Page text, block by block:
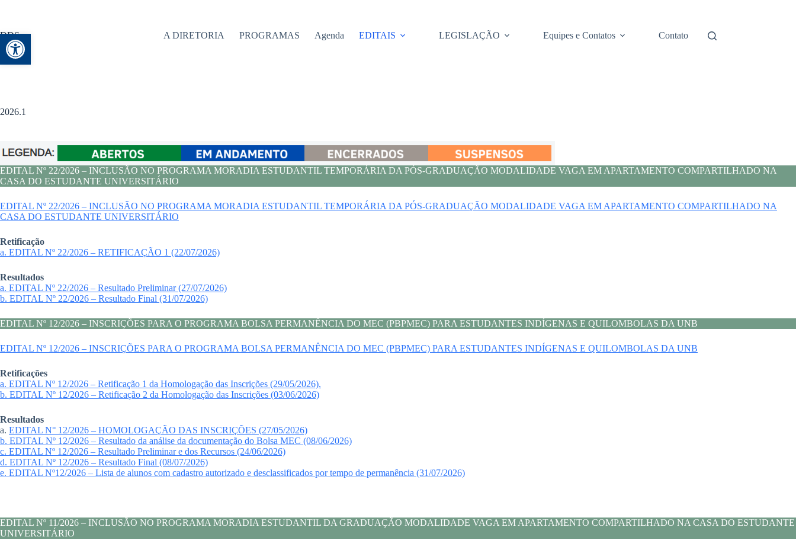
Abrir a barra de ferramentas
DDS A DIRETORIA PROGRAMAS Agenda EDITAIS LEGISLAÇÃO Equipes e Contatos Contato
2026.1
EDITAL Nº 22/2026 – INCLUSÃO NO PROGRAMA MORADIA ESTUDANTIL TEMPORÁRIA DA PÓS-GRADUAÇÃO MODALIDADE VAGA EM APARTAMENTO COMPARTILHADO NA
CASA DO ESTUDANTE UNIVERSITÁRIO
EDITAL Nº 22/2026 – INCLUSÃO NO PROGRAMA MORADIA ESTUDANTIL TEMPORÁRIA DA PÓS-GRADUAÇÃO MODALIDADE VAGA EM APARTAMENTO COMPARTILHADO NA
CASA DO ESTUDANTE UNIVERSITÁRIO
Retificação
a. EDITAL Nº 22/2026 – RETIFICAÇÃO 1 (22/07/2026)
Resultados
a. EDITAL Nº 22/2026 – Resultado Preliminar (27/07/2026)
b. EDITAL Nº 22/2026 – Resultado Final (31/07/2026)
EDITAL Nº 12/2026 – INSCRIÇÕES PARA O PROGRAMA BOLSA PERMANÊNCIA DO MEC (PBPMEC) PARA ESTUDANTES INDÍGENAS E QUILOMBOLAS DA UNB
EDITAL Nº 12/2026 – INSCRIÇÕES PARA O PROGRAMA BOLSA PERMANÊNCIA DO MEC (PBPMEC) PARA ESTUDANTES INDÍGENAS E QUILOMBOLAS DA UNB
Retificações
a. EDITAL Nº 12/2026 – Retificação 1 da Homologação das Inscrições (29/05/2026).
b. EDITAL Nº 12/2026 – Retificação 2 da Homologação das Inscrições (03/06/2026)
Resultados
a. EDITAL N° 12/2026 – HOMOLOGAÇÃO DAS INSCRIÇÕES (27/05/2026)
b. EDITAL Nº 12/2026 – Resultado da análise da documentação do Bolsa MEC (08/06/2026)
c. EDITAL Nº 12/2026 – Resultado Preliminar e dos Recursos (24/06/2026)
d. EDITAL Nº 12/2026 – Resultado Final (08/07/2026)
e. EDITAL Nº12/2026 – Lista de alunos com cadastro autorizado e desclassificados por tempo de permanência (31/07/2026)
EDITAL Nº 11/2026 – INCLUSÃO NO PROGRAMA MORADIA ESTUDANTIL DA GRADUAÇÃO MODALIDADE VAGA EM APARTAMENTO COMPARTILHADO NA CASA DO ESTUDANTE
UNIVERSITÁRIO